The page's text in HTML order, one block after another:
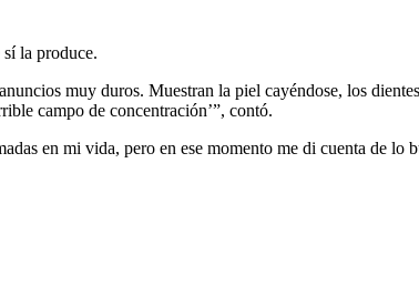
la produce.
muy duros. Muestran la piel cayéndose, los
campo de concentración’”, contó.
en mi vida, pero en ese momento me di cuenta de lo